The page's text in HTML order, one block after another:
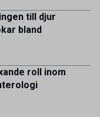
till djur
bland
roll inom